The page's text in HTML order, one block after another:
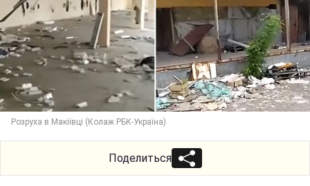
Розруха в Макіївці (Колаж РБК-Україна)
Поделиться